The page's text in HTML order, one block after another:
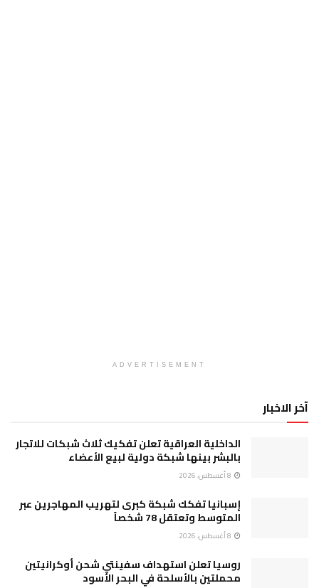
ADVERTISEMENT
آخر الاخبار
الداخلية العراقية تعلن تفكيك ثلاث شبكات للاتجار
بالبشر بينها شبكة دولية لبيع الأعضاء
إسبانيا تفكك شبكة كبرى لتهريب المهاجرين عبر
المتوسط وتعتقل 78 شخصاً
روسيا تعلن استهداف سفينتي شحن أوكرانيتين
محملتين بالأسلحة في البحر الأسود